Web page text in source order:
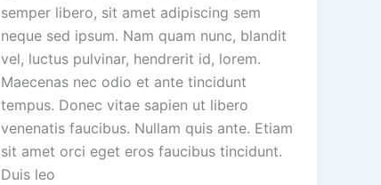
semper libero, sit amet adipiscing sem
neque sed ipsum. Nam quam nunc, blandit
vel, luctus pulvinar, hendrerit id, lorem.
Maecenas nec odio et ante tincidunt
tempus. Donec vitae sapien ut libero
venenatis faucibus. Nullam quis ante. Etiam
sit amet orci eget eros faucibus tincidunt.
Duis leo